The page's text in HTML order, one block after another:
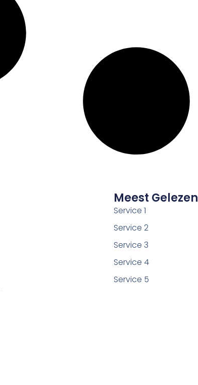
Meest Gelezen
Service 1
Service 2
Service 3
Service 4
Service 5